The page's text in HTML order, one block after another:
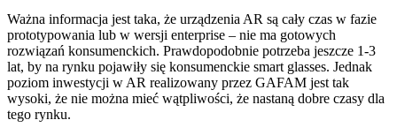
Ważna informacja jest taka, że urządzenia AR są cały czas w fazie
prototypowania lub w wersji enterprise – nie ma gotowych
rozwiązań konsumenckich. Prawdopodobnie potrzeba jeszcze 1-3
lat, by na rynku pojawiły się konsumenckie smart glasses. Jednak
poziom inwestycji w AR realizowany przez GAFAM jest tak
wysoki, że nie można mieć wątpliwości, że nastaną dobre czasy dla
tego rynku.